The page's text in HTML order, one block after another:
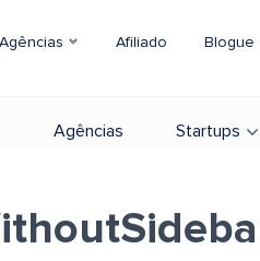
Agências Afiliado Blogue
Agências Startups